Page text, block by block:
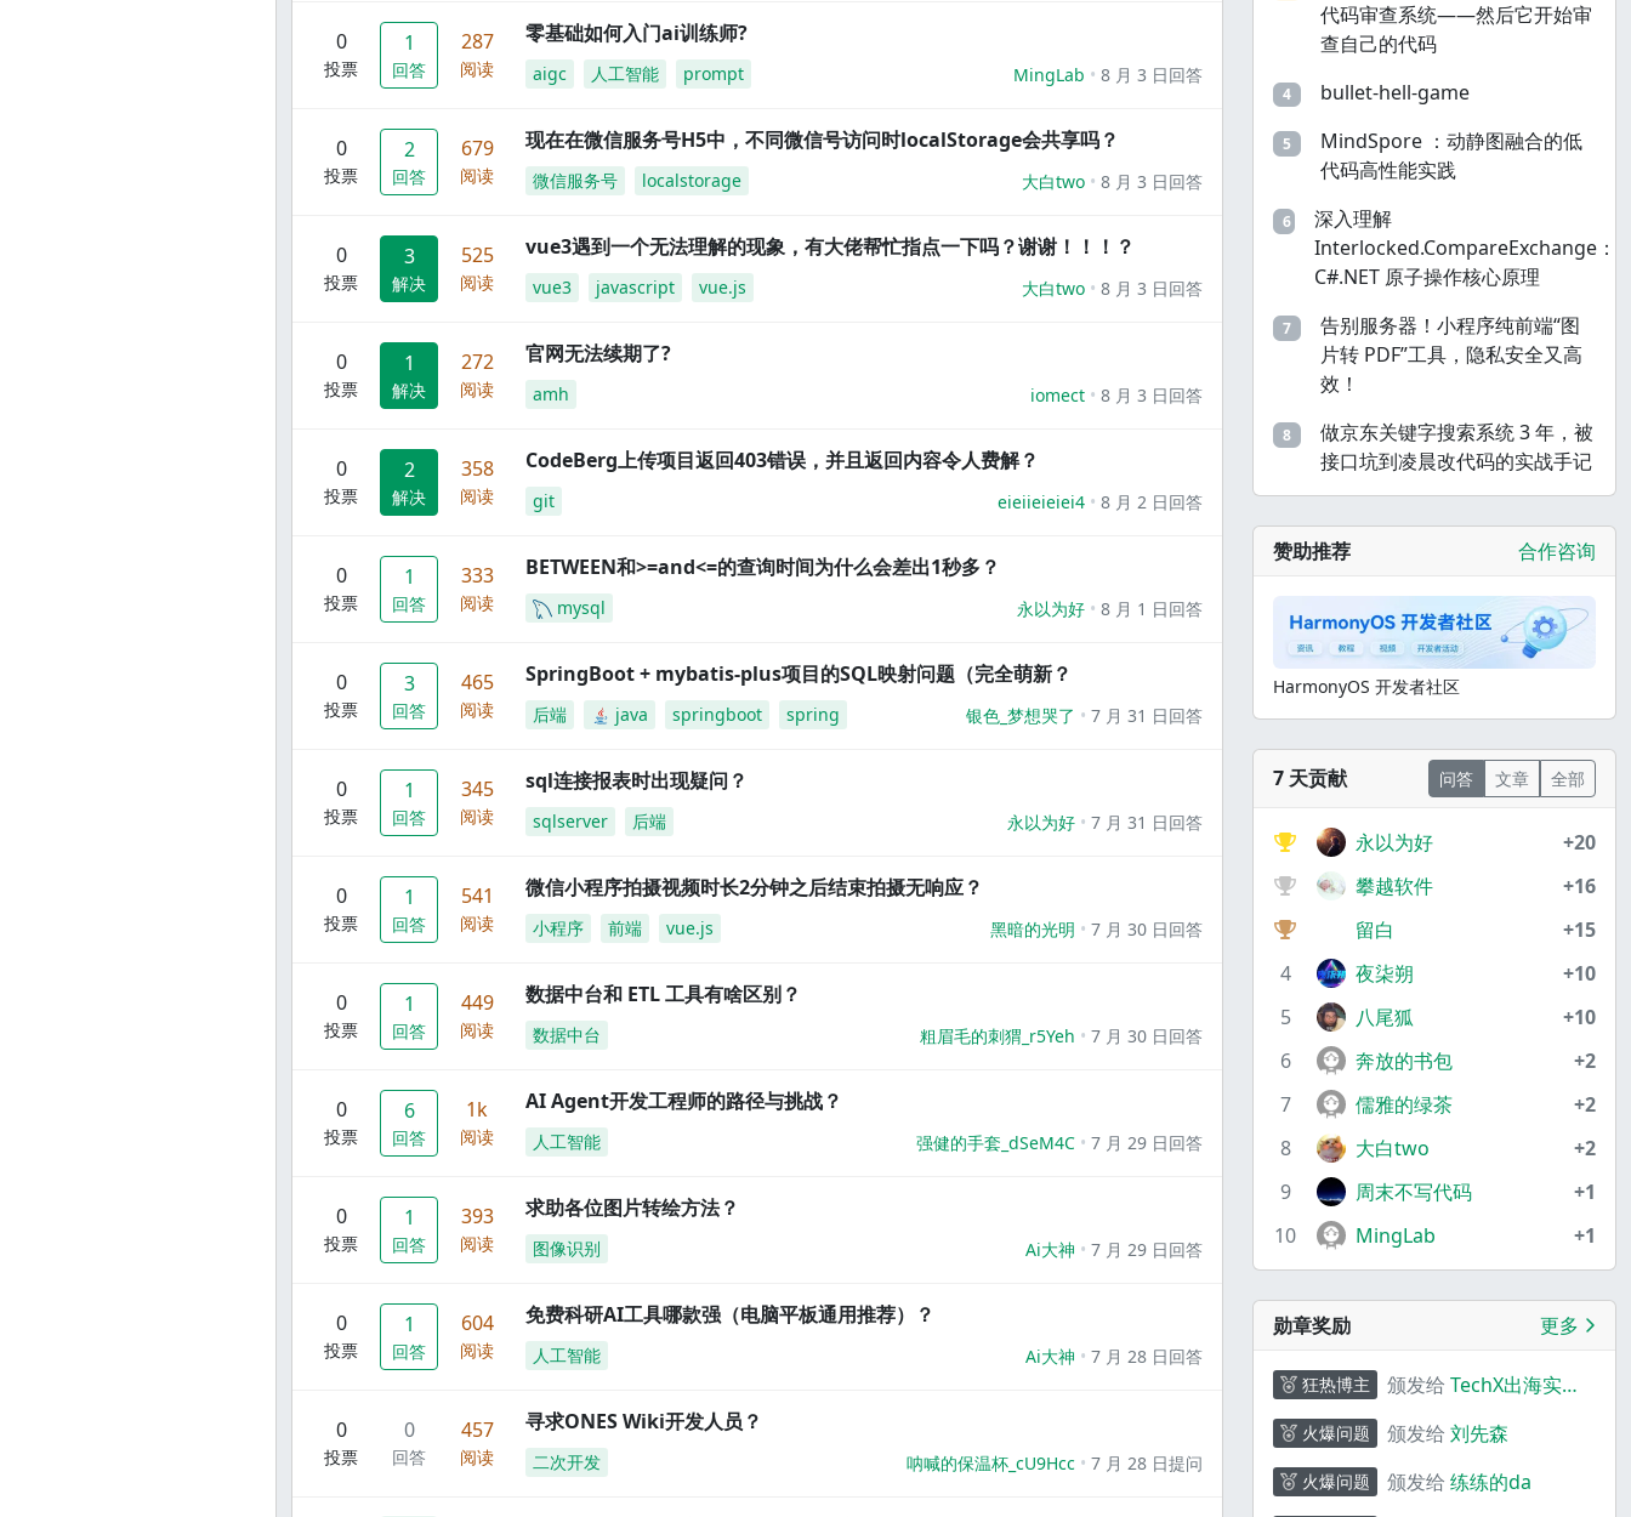
0
投票
1
回答
287
阅读
零基础如何入门ai训练师?
aigc 人工智能 prompt MingLab 8 月 3 日回答
0
投票
2
回答
679
阅读
现在在微信服务号H5中，不同微信号访问时localStorage会共享吗？
微信服务号 localstorage 大白two 8 月 3 日回答
0
投票
3
解决
525
阅读
vue3遇到一个无法理解的现象，有大佬帮忙指点一下吗？谢谢！！！？
vue3 javascript vue.js 大白two 8 月 3 日回答
0
投票
1
解决
272
阅读
官网无法续期了?
amh iomect 8 月 3 日回答
0
投票
2
解决
358
阅读
CodeBerg上传项目返回403错误，并且返回内容令人费解？
git eieiieieiei4 8 月 2 日回答
0
投票
1
回答
333
阅读
BETWEEN和>=and<=的查询时间为什么会差出1秒多？
mysql 永以为好 8 月 1 日回答
0
投票
3
回答
465
阅读
SpringBoot + mybatis-plus项目的SQL映射问题（完全萌新？
后端 java springboot spring 银色_梦想哭了 7 月 31 日回答
0
投票
1
回答
345
阅读
sql连接报表时出现疑问？
sqlserver 后端 永以为好 7 月 31 日回答
0
投票
1
回答
541
阅读
微信小程序拍摄视频时长2分钟之后结束拍摄无响应？
小程序 前端 vue.js 黑暗的光明 7 月 30 日回答
0
投票
1
回答
449
阅读
数据中台和 ETL 工具有啥区别？
数据中台 粗眉毛的刺猬_r5Yeh 7 月 30 日回答
0
投票
6
回答
1k
阅读
AI Agent开发工程师的路径与挑战？
人工智能 强健的手套_dSeM4C 7 月 29 日回答
0
投票
1
回答
393
阅读
求助各位图片转绘方法？
图像识别 Ai大神 7 月 29 日回答
0
投票
1
回答
604
阅读
免费科研AI工具哪款强（电脑平板通用推荐）？
人工智能 Ai大神 7 月 28 日回答
0
投票
0
回答
457
阅读
寻求ONES Wiki开发人员？
二次开发 呐喊的保温杯_cU9Hcc 7 月 28 日提问
代码审查系统——然后它开始审
查自己的代码
4 bullet-hell-game
5
MindSpore ：动静图融合的低
代码高性能实践
6
深入理解
Interlocked.CompareExchange：
C#.NET 原子操作核心原理
7
告别服务器！小程序纯前端“图
片转 PDF”工具，隐私安全又高
效！
8
做京东关键字搜索系统 3 年，被
接口坑到凌晨改代码的实战手记
赞助推荐 合作咨询
HarmonyOS 开发者社区
7 天贡献 问答 文章 全部
永以为好
+20
攀越软件
+16
留白
+15
4
夜柒朔
+10
5
八尾狐
+10
6
奔放的书包
+2
7
儒雅的绿茶
+2
8
大白two
+2
9
周末不写代码
+1
10
MingLab +1
勋章奖励 更多
狂热博主 颁发给 TechX出海实验
火爆问题 颁发给 刘先森
火爆问题 颁发给 练练的da